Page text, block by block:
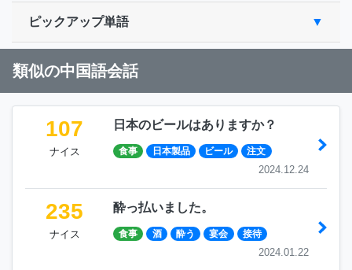
ピックアップ単語
類似の中国語会話
107
ナイス
日本のビールはありますか？
食事 日本製品 ビール 注文
2024.12.24
235
ナイス
酔っ払いました。
食事 酒 酔う 宴会 接待
2024.01.22